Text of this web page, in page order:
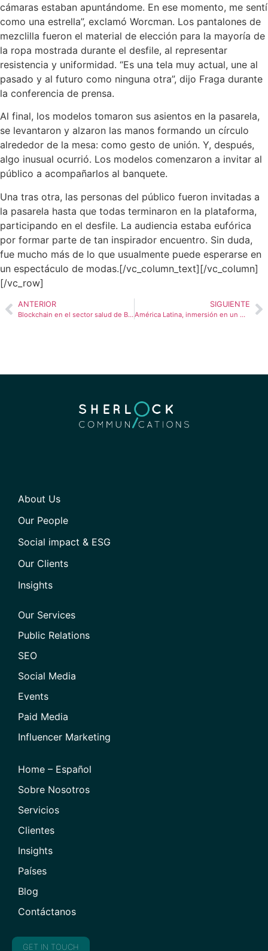
cámaras estaban apuntándome. En ese momento, me sentí
como una estrella”, exclamó Worcman. Los pantalones de
mezclilla fueron el material de elección para la mayoría de
la ropa mostrada durante el desfile, al representar
resistencia y uniformidad. “Es una tela muy actual, une al
pasado y al futuro como ninguna otra”, dijo Fraga durante
la conferencia de prensa.
Al final, los modelos tomaron sus asientos en la pasarela,
se levantaron y alzaron las manos formando un círculo
alrededor de la mesa: como gesto de unión. Y, después,
algo inusual ocurrió. Los modelos comenzaron a invitar al
público a acompañarlos al banquete.
Una tras otra, las personas del público fueron invitadas a
la pasarela hasta que todas terminaron en la plataforma,
participando en el desfile. La audiencia estaba eufórica
por formar parte de tan inspirador encuentro. Sin duda,
fue mucho más de lo que usualmente puede esperarse en
un espectáculo de modas.[/vc_column_text][/vc_column]
[/vc_row]
ANTERIOR
Blockchain en el sector salud de Brasil, aún en su infancia pero muy saludable
SIGUIENTE
América Latina, inmersión en un mundo diverso
About Us
Our People
Social impact & ESG
Our Clients
Insights
Our Services
Public Relations
SEO
Social Media
Events
Paid Media
Influencer Marketing
Home – Español
Sobre Nosotros
Servicios
Clientes
Insights
Países
Blog
Contáctanos
GET IN TOUCH